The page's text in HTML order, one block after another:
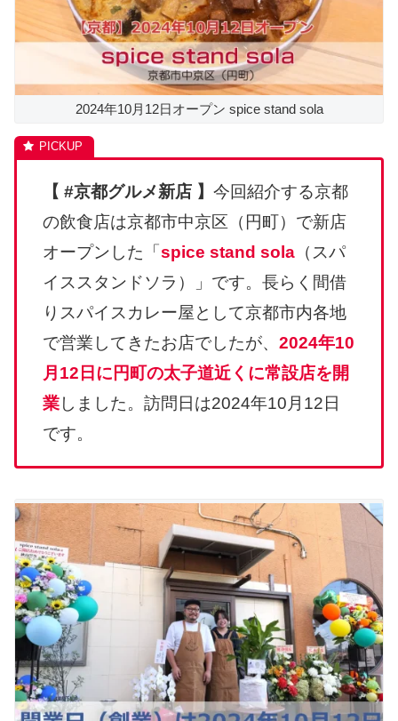
2024年10月12日オープン spice stand sola
【 #京都グルメ新店 】 今回紹介する京都
の飲食店は京都市中京区（円町）で新店
オープンした「 spice stand sola（スパ
イススタンドソラ）」です。長らく間借
りスパイスカレー屋として京都市内各地
で営業してきたお店でしたが、 2024年10
月12日に円町の太子道近くに常設店を開
業しました。訪問日は2024年10月12日
です。